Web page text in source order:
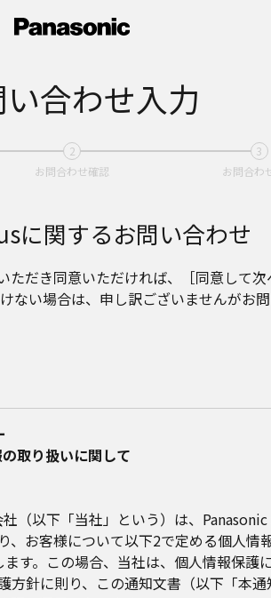
い合わせ入力
お問合わせ確認 お問合わ
に関するお問い合わせ
だき同意いただければ、［同意して
い場合は、申し訳ございませんがお問
取り扱いに関して
（以下「当社」という）は、
、お客様について以下2で定める個人情
す。この場合、当社は、個人情報保護
方針に則り、この通知文書（以下「本